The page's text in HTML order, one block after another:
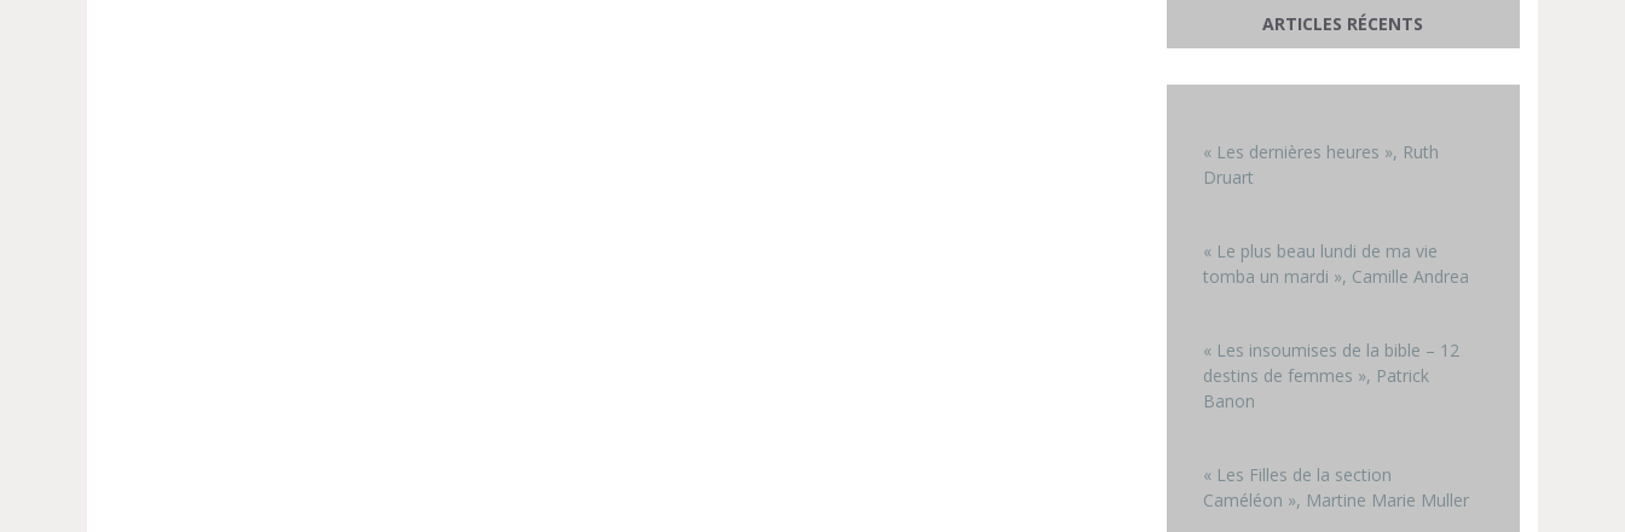
ARTICLES RÉCENTS
« Les dernières heures », Ruth
Druart
« Le plus beau lundi de ma vie
tomba un mardi », Camille Andrea
« Les insoumises de la bible – 12
destins de femmes », Patrick
Banon
« Les Filles de la section
Caméléon », Martine Marie Muller